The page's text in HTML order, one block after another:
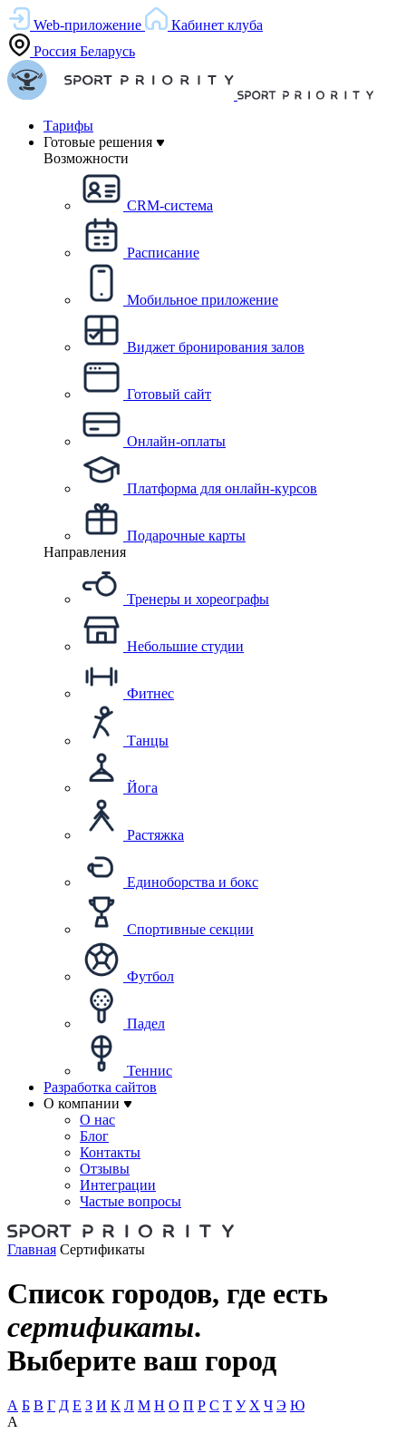
Web-приложение
Кабинет клуба
Россия Беларусь
Тарифы
Готовые решения
Возможности
CRM-система
Расписание
Мобильное приложение
Виджет бронирования залов
Готовый сайт
Онлайн-оплаты
Платформа для онлайн-курсов
Подарочные карты
Направления
Тренеры и хореографы
Небольшие студии
Фитнес
Танцы
Йога
Растяжка
Единоборства и бокс
Спортивные секции
Футбол
Падел
Теннис
Разработка сайтов
О компании
О нас
Блог
Контакты
Отзывы
Интеграции
Частые вопросы
Главная Сертификаты
Список городов, где есть
сертификаты.
Выберите ваш город
А Б В Г Д Е З И К Л М Н О П Р С Т У Х Ч Э Ю
А